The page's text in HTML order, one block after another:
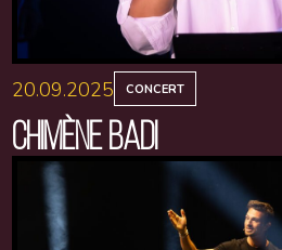
20.09.2025 CONCERT
CHIMÈNE BADI